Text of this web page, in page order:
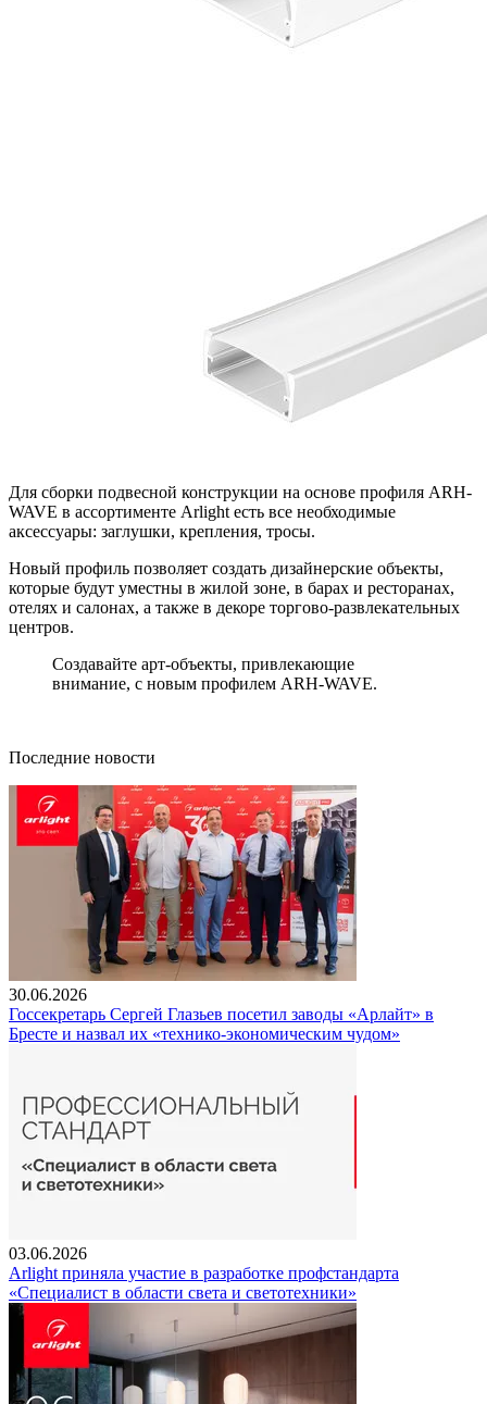
Для сборки подвесной конструкции на основе профиля ARH-
WAVE в ассортименте Arlight есть все необходимые
аксессуары: заглушки, крепления, тросы.
Новый профиль позволяет создать дизайнерские объекты,
которые будут уместны в жилой зоне, в барах и ресторанах,
отелях и салонах, а также в декоре торгово-развлекательных
центров.
Создавайте арт-объекты, привлекающие
внимание, с новым профилем ARH-WAVE.
Последние новости
30.06.2026
Госсекретарь Сергей Глазьев посетил заводы «Арлайт» в
Бресте и назвал их «технико-экономическим чудом»
03.06.2026
Arlight приняла участие в разработке профстандарта
«Специалист в области света и светотехники»